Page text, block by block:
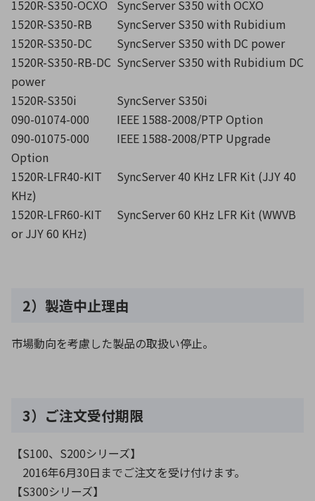
1520R-S350-OCXO
SyncServer S350 with OCXO
1520R-S350-RB
SyncServer S350 with Rubidium
1520R-S350-DC
SyncServer S350 with DC power
1520R-S350-RB-DC SyncServer S350 with Rubidium DC
power
1520R-S350i
SyncServer S350i
090-01074-000
IEEE 1588-2008/PTP Option
090-01075-000
IEEE 1588-2008/PTP Upgrade
Option
1520R-LFR40-KIT
SyncServer 40 KHz LFR Kit (JJY 40
KHz)
1520R-LFR60-KIT
SyncServer 60 KHz LFR Kit (WWVB
or JJY 60 KHz)
2）製造中止理由
市場動向を考慮した製品の取扱い停止。
3）ご注文受付期限
【S100、S200シリーズ】
2016年6月30日までご注文を受け付けます。
【S300シリーズ】